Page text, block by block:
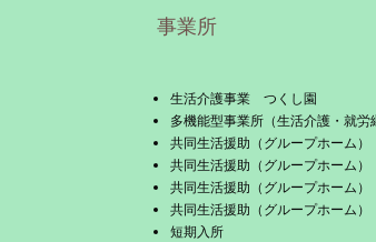
事業所
生活介護事業 つくし園
多機能型事業所（生活介護・就
共同生活援助（グループホーム
共同生活援助（グループホーム
共同生活援助（グループホーム
共同生活援助（グループホーム
短期入所